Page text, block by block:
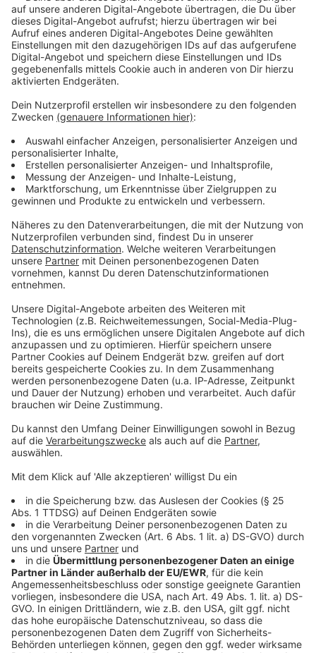
sein.
Anzeige
Zusätzliche Züge für Radfahrende
Anzeige
An den RE-Haltepunkten der Bahnhöfe werden neben
den planmäßigen Zügen im Taktverkehr wieder
zusätzliche Sonderzüge der Bahn mit speziellen
Fahrradwagen zur Verfügung stehen. Auf der
Siegstrecke werden neben den Regelzügen zwei
Sonderzüge im Takt verkehren. Auch die S-Bahn (S12)
Köln-Au wird für diesen Tag bis Wissen verlängert und
bietet zusätzliche Transfermöglichkeiten. Die genauen
Verwaltungen laufen die Arbeiten auf
Hochtouren. Vereine und Gastronomen sind wieder
herzlich eingeladen, entlang der Strecke ihre Stände
mit Getränken, Imbiss, Livemusik, Kinderbelustigungen,
Verlosungen, uvm. aufzubauen, um sich damit ihre
Vereinskasse nach zwei verloren gegangenen Jahren
wieder etwas aufzubessern. Die Anmeldung der
Stände erfolgt über die zuständigen, regionalen
Ordnungsbehörden.
Anzeige
Anzeige